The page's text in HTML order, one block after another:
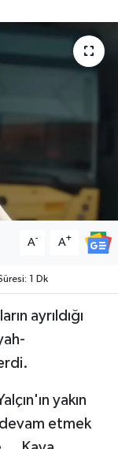
A- A+
1 Dk
ayrıldığı
yakın
etmek